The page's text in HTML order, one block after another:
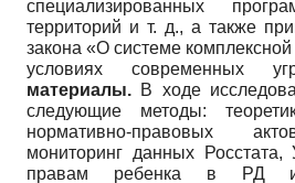
специализированных
территорий и т. д., а также
закона «О системе
условиях современных
материалы. В ходе
следующие методы:
нормативно-правовых
мониторинг данных Росстата,
правам ребенка в РД и